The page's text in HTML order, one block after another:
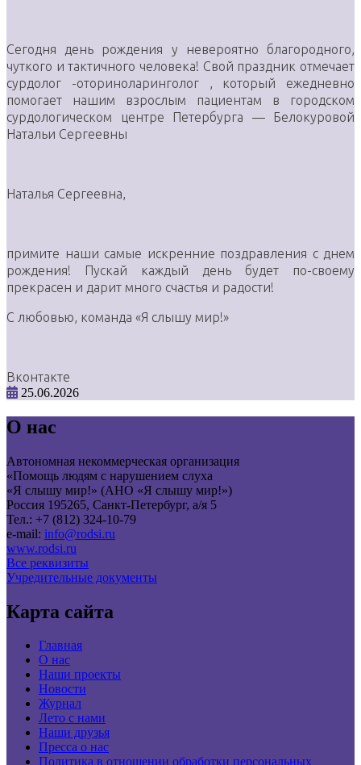
Сегодня день рождения у невероятно благородного,
чуткого и тактичного человека! Свой праздник отмечает
сурдолог -оториноларинголог , который ежедневно
помогает нашим взрослым пациентам в городском
сурдологическом центре Петербурга — Белокуровой
Натальи Сергеевны
Наталья Сергеевна,
примите наши самые искренние поздравления с днем
рождения! Пускай каждый день будет по-своему
прекрасен и дарит много счастья и радости!
С любовью, команда «Я слышу мир!»
Вконтакте
25.06.2026
О нас
Автономная некоммерческая организация
«Помощь людям с нарушением слуха
«Я слышу мир!» (АНО «Я слышу мир!»)
Россия 195265, Санкт-Петербург, а/я 5
Тел.: +7 (812) 324-10-79
e-mail: info@rodsi.ru
www.rodsi.ru
Все реквизиты
Учредительные документы
Карта сайта
Главная
О нас
Наши проекты
Новости
Журнал
Лето с нами
Наши друзья
Пресса о нас
Политика в отношении обработки персональных